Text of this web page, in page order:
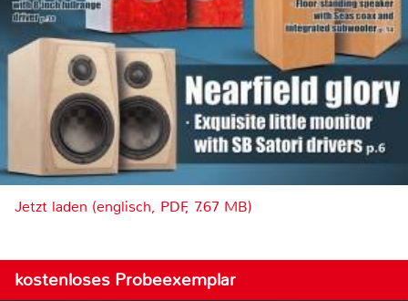
Jetzt laden (englisch, PDF, 7.67 MB)
kostenloses Probeexemplar